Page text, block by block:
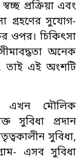
প্রক্রিয়া এবং
গ্রহণের সুযোগ-
ওপর। চিকিৎসা
অনেক
তাই এই অংশটি
এখন মৌলিক
সুবিধা প্রদান
সুবিধা,
এসব সুবিধা